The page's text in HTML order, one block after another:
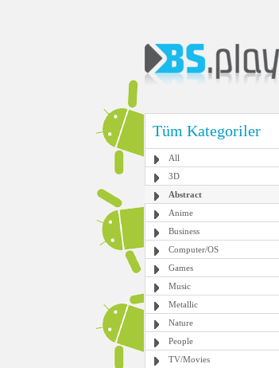
Tüm Kategoriler
All
3D
Abstract
Anime
Business
Computer/OS
Games
Music
Metallic
Nature
People
TV/Movies